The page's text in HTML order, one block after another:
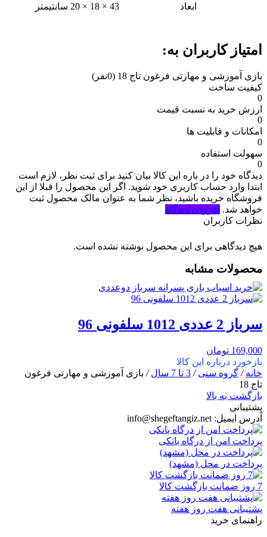
ابعاد 43 × 18 × 20 سانتیمتر
امتیاز کاربران به:
بازی آموزشی و مهارتی فرغون تاج 18
(0نفر)
کیفیت ساخت
0
ارزش خرید به نسبت قیمت
0
امکانات و قابلیت ها
0
سهولت استفاده
0
دیدگاه خود را در باره این کالا بیان کنید برای ثبت نظر، لازم است
ابتدا وارد حساب کاربری خود شوید. اگر این محصول را قبلا از این
فروشگاه خریده باشید، نظر شما به عنوان مالک محصول ثبت
خواهد شد. افزودن دیدگاه
نظرات کاربران
هیچ دیدگاهی برای این محصول نوشته نشده است.
محصولات مشابه
سرباز 2 عددی 1012 سلفونی 96
169,000 تومان
بازخورد درباره این کالا
خانه/ گروه سنی/ 3 تا 7 سال / بازی آموزشی و مهارتی فرغون
تاج 18
بازگشت به بالا
پشتیبانی
آدرس ایمیل: info@shegeftangiz.net
پرداخت امن از درگاه بانکی
پرداخت در محل (مشهد)
7 روز ضمانت بازگشت کالا
پشتیبانی هفت روز هفته
راهنمای خرید